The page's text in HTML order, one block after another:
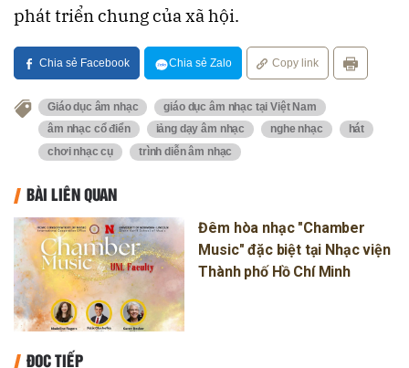
phát triển chung của xã hội.
Chia sẻ Facebook Chia sẻ Zalo Copy link
Giáo dục âm nhạc
giáo dục âm nhạc tại Việt Nam
âm nhạc cổ điển
iảng dạy âm nhạc nghe nhạc
hát
chơi nhạc cụ
trình diễn âm nhạc
BÀI LIÊN QUAN
Đêm hòa nhạc "Chamber
Music" đặc biệt tại Nhạc viện
Thành phố Hồ Chí Minh
ĐỌC TIẾP